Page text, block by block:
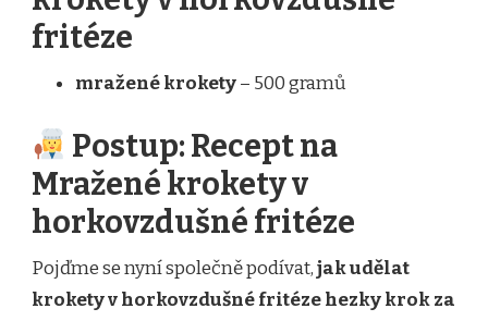
fritéze
mražené krokety– 500 gramů
Postup: Recept na
Mražené krokety v
horkovzdušné fritéze
Pojďme se nyní společně podívat,jak udělat
krokety v horkovzdušné fritéze hezky krok za